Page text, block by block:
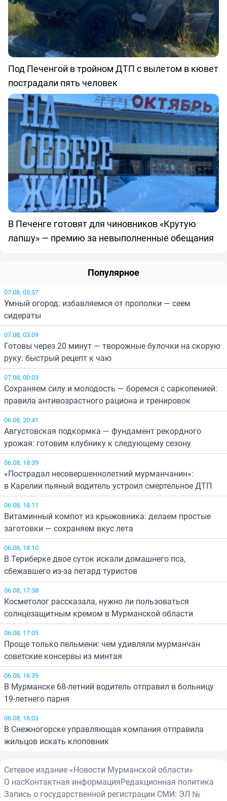
Под Печенгой в тройном ДТП с вылетом в кювет
пострадали пять человек
В Печенге готовят для чиновников «Крутую
лапшу» — премию за невыполненные обещания
Популярное
07.08, 05:37
Умный огород: избавляемся от прополки — сеем
сидераты
07.08, 03:09
Готовы через 20 минут — творожные булочки на скорую
руку: быстрый рецепт к чаю
07.08, 00:03
Сохраняем силу и молодость — боремся с саркопенией:
правила антивозрастного рациона и тренировок
06.08, 20:41
Августовская подкормка — фундамент рекордного
урожая: готовим клубнику к следующему сезону
06.08, 18:39
«Пострадал несовершеннолетний мурманчанин»:
в Карелии пьяный водитель устроил смертельное ДТП
06.08, 18:11
Витаминный компот из крыжовника: делаем простые
заготовки — сохраняем вкус лета
06.08, 18:10
В Териберке двое суток искали домашнего пса,
сбежавшего из-за петард туристов
06.08, 17:38
Косметолог рассказала, нужно ли пользоваться
солнцезащитным кремом в Мурманской области
06.08, 17:05
Проще только пельмени: чем удивляли мурманчан
советские консервы из минтая
06.08, 16:39
В Мурманске 68-летний водитель отправил в больницу
19-летнего парня
06.08, 16:03
В Снежногорске управляющая компания отправила
жильцов искать клоповник
Сетевое издание «Новости Мурманской области»
О насКонтактная информацияРедакционная политика
Запись о государственной регистрации СМИ: ЭЛ №